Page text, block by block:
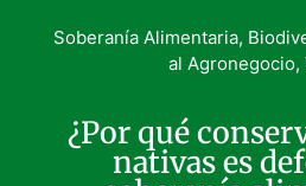
Soberanía Alimentaria,
al Agronegocio,
¿Por qué
nativas es